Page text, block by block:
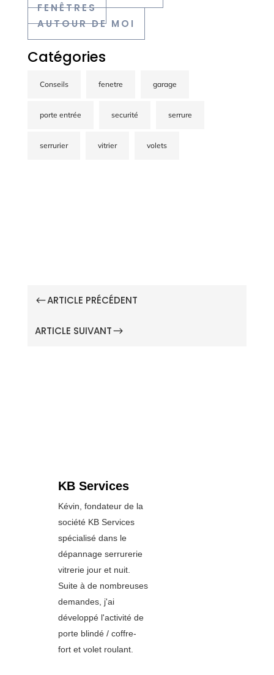
FENÊTRES
AUTOUR DE MOI
Catégories
Conseils fenetre garage
porte entrée securité serrure
serrurier vitrier volets
#ARTICLE PRÉCÉDENT
ARTICLE SUIVANT$
KB Services
Kévin, fondateur de la
société KB Services
spécialisé dans le
dépannage serrurerie
vitrerie jour et nuit.
Suite à de nombreuses
demandes, j'ai
développé l'activité de
porte blindé / coffre-
fort et volet roulant.